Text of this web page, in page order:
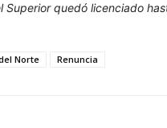
Superior quedó licenciado
Norte Renuncia